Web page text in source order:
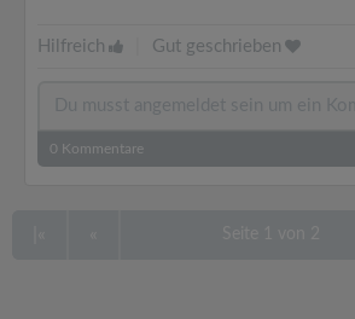
Hilfreich Gut geschrieben
0 Kommentare